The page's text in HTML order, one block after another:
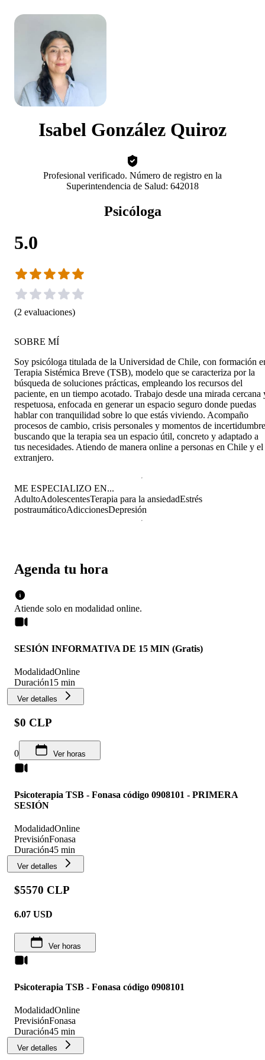
Isabel González Quiroz
Profesional verificado. Número de registro en la
Superintendencia de Salud: 642018
Psicóloga
5.0
(2 evaluaciones)
Agenda tu hora
Atiende solo en modalidad online.
SESIÓN INFORMATIVA DE 15 MIN (Gratis)
ModalidadOnline
Duración15 min
Ver detalles
$0 CLP
0 Ver horas
Psicoterapia TSB - Fonasa código 0908101 - PRIMERA
SESIÓN
ModalidadOnline
PrevisiónFonasa
Duración45 min
Ver detalles
$5570 CLP
6.07 USD
Ver horas
Psicoterapia TSB - Fonasa código 0908101
ModalidadOnline
PrevisiónFonasa
Duración45 min
Ver detalles
SOBRE MÍ
Soy psicóloga titulada de la Universidad de Chile, con formación
Terapia Sistémica Breve (TSB), modelo que se caracteriza por la
búsqueda de soluciones prácticas, empleando los recursos del
paciente, en un tiempo acotado. Trabajo desde una mirada cercana
respetuosa, enfocada en generar un espacio seguro donde puedas
hablar con tranquilidad sobre lo que estás viviendo. Acompaño
procesos de cambio, crisis personales y momentos de
buscando que la terapia sea un espacio útil, concreto y adaptado a
tus necesidades. Atiendo de manera online a personas en Chile y el
extranjero.
ME ESPECIALIZO EN...
AdultoAdolescentesTerapia para la ansiedadEstrés
postraumáticoAdiccionesDepresión